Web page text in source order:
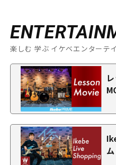
楽しむ 学ぶ イケベエンターテ